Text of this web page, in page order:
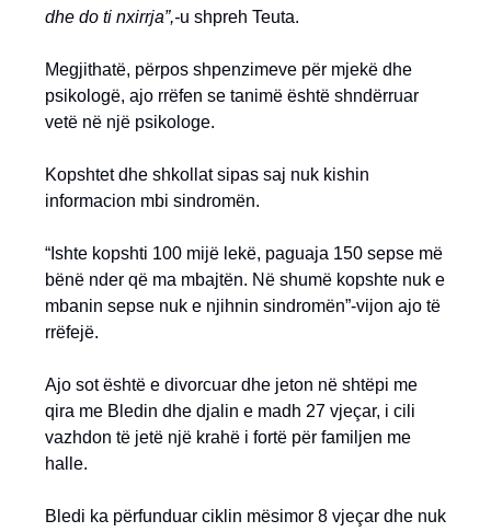
dhe do ti nxirrja”,-u shpreh Teuta.
Megjithatë, përpos shpenzimeve për mjekë dhe
psikologë, ajo rrëfen se tanimë është shndërruar
vetë në një psikologe.
Kopshtet dhe shkollat sipas saj nuk kishin
informacion mbi sindromën.
“Ishte kopshti 100 mijë lekë, paguaja 150 sepse më
bënë nder që ma mbajtën. Në shumë kopshte nuk e
mbanin sepse nuk e njihnin sindromën”-vijon ajo të
rrëfejë.
Ajo sot është e divorcuar dhe jeton në shtëpi me
qira me Bledin dhe djalin e madh 27 vjeçar, i cili
vazhdon të jetë një krahë i fortë për familjen me
halle.
Bledi ka përfunduar ciklin mësimor 8 vjeçar dhe nuk